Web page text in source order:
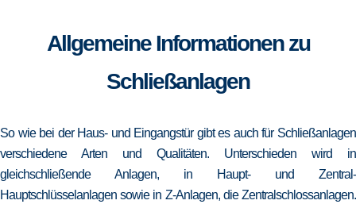
Allgemeine Informationen zu
Schließanlagen
So wie bei der Haus- und Eingangstür gibt es auch für Schließanlagen
verschiedene Arten und Qualitäten. Unterschieden wird in
gleichschließende Anlagen, in Haupt- und Zentral-
Hauptschlüsselanlagen sowie in Z-Anlagen, die Zentralschlossanlagen.